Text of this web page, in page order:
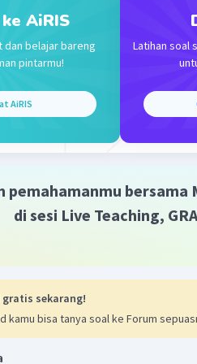
=0,75 gr/cm
= 2 gr/cm
gram , volume 300 cm³
= 0,67 gr/cm
100 gram , volume 200 cm³
yang paling sesuai adalah yang
AiRIS
dan belajar bareng
pintarmu!
AiRIS
Latihan soal
pemahamanmu bersama
di sesi Live Teaching,
gratis sekarang!
kamu bisa tanya soal ke Forum